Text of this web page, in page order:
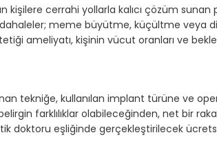
cerrahi yollarla kalıcı çözüm sunan
meme büyütme, küçültme veya
ameliyatı, kişinin vücut oranları ve
tekniğe, kullanılan implant türüne ve
farklılıklar olabileceğinden, net bir
doktoru eşliğinde gerçekleştirilecek